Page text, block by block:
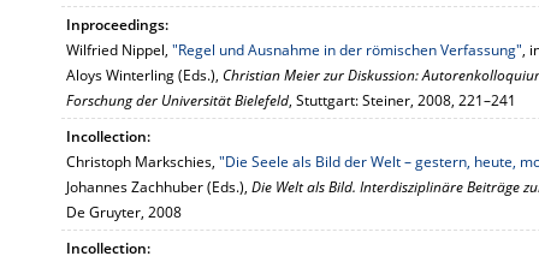
Inproceedings:
Wilfried Nippel, "Regel und Ausnahme in der römischen Verfassung",
Aloys Winterling (Eds.), Christian Meier zur Diskussion:
Forschung der Universität Bielefeld, Stuttgart: Steiner, 2008, 221–241
Incollection:
Christoph Markschies, "Die Seele als Bild der Welt – gestern, heute,
Johannes Zachhuber (Eds.), Die Welt als Bild. Interdisziplinäre Beiträge
De Gruyter, 2008
Incollection: